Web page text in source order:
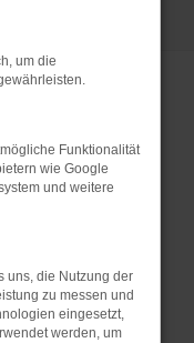
wir von Europas
gesamten
gegeben hat.
um die
Funktionalität
wie Google
und weitere
uns, die Nutzung der
zu messen und
eingesetzt,
werden, um